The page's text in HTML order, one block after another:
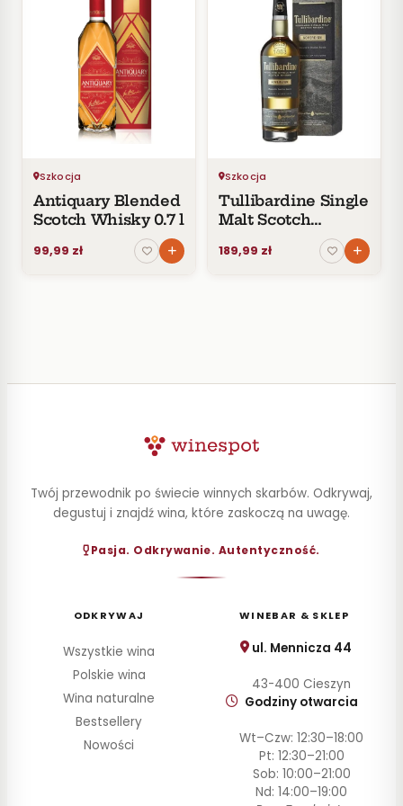
Szkocja
Antiquary Blended
Scotch Whisky 0.7 l
99,99 zł
Szkocja
Tullibardine Single
Malt Scotch
Whisky Sovereign
0,7L
189,99 zł
Twój przewodnik po świecie winnych skarbów. Odkrywaj,
degustuj i znajdź wina, które zaskoczą na uwagę.
Pasja. Odkrywanie. Autentyczność.
ODKRYWAJ
Wszystkie wina
Polskie wina
Wina naturalne
Bestsellery
Nowości
WINEBAR & SKLEP
ul. Mennicza 44
43-400 Cieszyn
Godziny otwarcia
Wt–Czw: 12:30–18:00
Pt: 12:30–21:00
Sob: 10:00–21:00
Nd: 14:00–19:00